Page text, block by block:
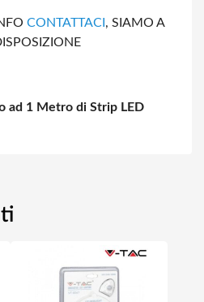
CONTATTACI , SIAMO A
ad 1 Metro di Strip LED